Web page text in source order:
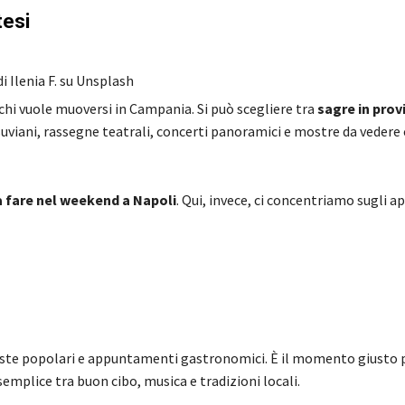
Ilenia F. su Unsplash
vuole muoversi in Campania. Si può scegliere tra sagre in
rassegne teatrali, concerti panoramici e mostre da vedere
fare nel weekend a Napoli. Qui, invece, ci concentriamo sugli
popolari e appuntamenti gastronomici. È il momento giusto
tra buon cibo, musica e tradizioni locali.